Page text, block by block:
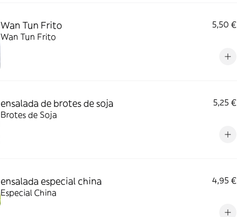
Wan Tun Frito
5,50 €
Wan Tun Frito
ensalada de brotes de soja
5,25 €
Brotes de Soja
ensalada especial china
4,95 €
Especial China